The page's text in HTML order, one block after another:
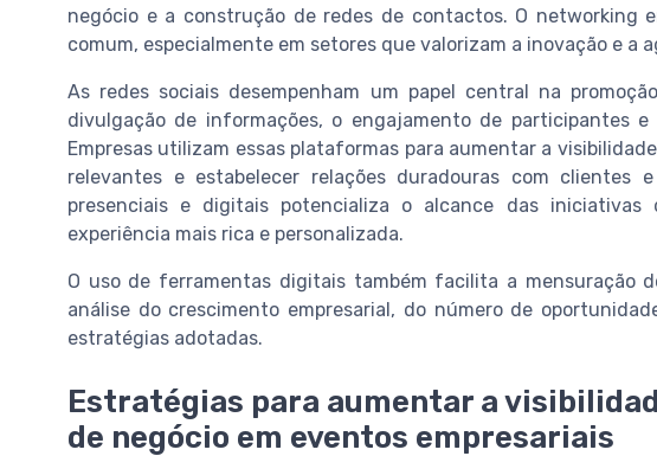
negócio e a construção de redes de contactos. O networking
comum, especialmente em setores que valorizam a inovação e a
As redes sociais desempenham um papel central na
divulgação de informações, o engajamento de participantes e
Empresas utilizam essas plataformas para aumentar a
relevantes e estabelecer relações duradouras com clientes
presenciais e digitais potencializa o alcance das iniciativas
experiência mais rica e personalizada.
O uso de ferramentas digitais também facilita a mensuração
análise do crescimento empresarial, do número de
estratégias adotadas.
Estratégias para aumentar a
de negócio em eventos empresariais